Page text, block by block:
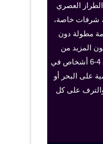
العصري
شرفات خاصة،
مطولة دون
المزيد من
الخصوصية والراحة، ويمكن أن تستوعب عائلات كبيرة أو مجموعات تصل إلى 4-6 أشخاص في
على البحر أو
والترف على كل